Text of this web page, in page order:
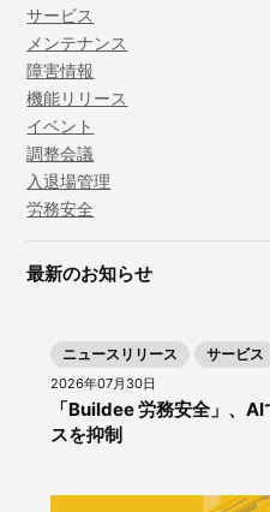
サービス
メンテナンス
障害情報
機能リリース
イベント
調整会議
入退場管理
労務安全
最新のお知らせ
ニュースリリース サービス
2026年07月30日
「Buildee 労務安全」、
スを抑制